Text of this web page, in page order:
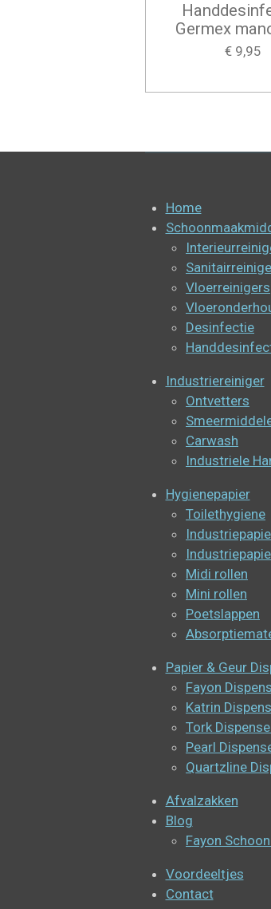
Germex
€ 9,95
Home
Vloerreinigers
Desinfectie
Industriereiniger
Ontvetters
Carwash
Industriele
Hygienepapier
Toilethygiene
Midi rollen
Mini rollen
Poetslappen
Papier & Geur
Fayon
Katrin
Tork
Pearl
Quartzline
Afvalzakken
Blog
Fayon
Voordeeltjes
Contact